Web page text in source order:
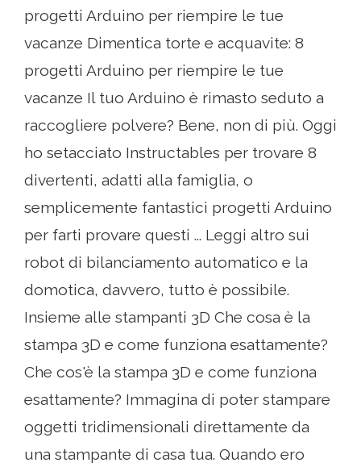
progetti Arduino per riempire le tue
vacanze Dimentica torte e acquavite: 8
progetti Arduino per riempire le tue
vacanze Il tuo Arduino è rimasto seduto a
raccogliere polvere? Bene, non di più. Oggi
ho setacciato Instructables per trovare 8
divertenti, adatti alla famiglia, o
semplicemente fantastici progetti Arduino
per farti provare questi ... Leggi altro sui
robot di bilanciamento automatico e la
domotica, davvero, tutto è possibile.
Insieme alle stampanti 3D Che cosa è la
stampa 3D e come funziona esattamente?
Che cos'è la stampa 3D e come funziona
esattamente? Immagina di poter stampare
oggetti tridimensionali direttamente da
una stampante di casa tua. Quando ero